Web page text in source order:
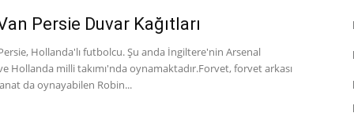
Persie Duvar Kağıtları
Hollanda'lı futbolcu. Şu anda İngiltere'nin Arsenal
Hollanda milli takımı'nda oynamaktadır.Forvet, forvet arkası
da oynayabilen Robin...